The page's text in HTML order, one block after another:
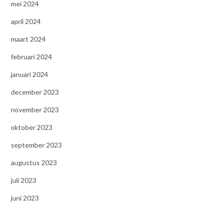
mei 2024
april 2024
maart 2024
februari 2024
januari 2024
december 2023
november 2023
oktober 2023
september 2023
augustus 2023
juli 2023
juni 2023